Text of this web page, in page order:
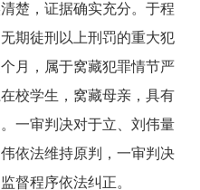
楚，证据确实充分。于程
期徒刑以上刑罚的重大犯
月，属于窝藏犯罪情节严
校学生，窝藏母亲，具有
一审判决对于立、刘伟量
依法维持原判，一审判决
督程序依法纠正。